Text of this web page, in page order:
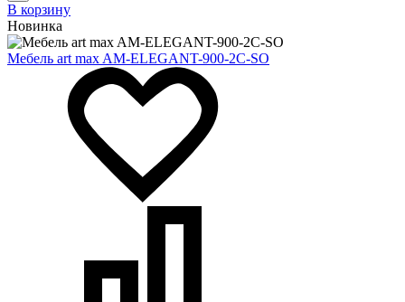
В корзину
Новинка
Мебель art max AM-ELEGANT-900-2C-SO